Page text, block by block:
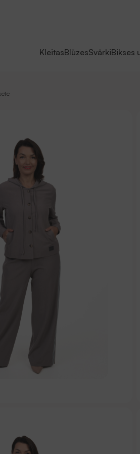
KleitasBlūzesSvārkiBikses